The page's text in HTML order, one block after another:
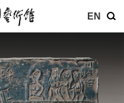
EN